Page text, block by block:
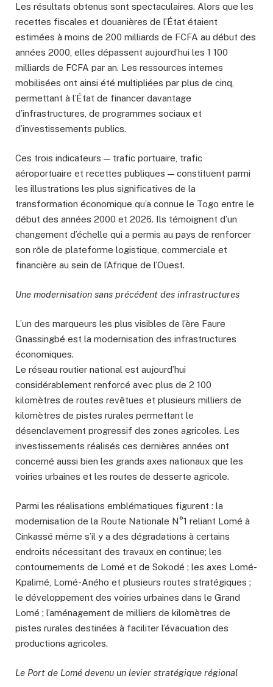
Les résultats obtenus sont spectaculaires. Alors que les
recettes fiscales et douanières de l’État étaient
estimées à moins de 200 milliards de FCFA au début des
années 2000, elles dépassent aujourd’hui les 1 100
milliards de FCFA par an. Les ressources internes
mobilisées ont ainsi été multipliées par plus de cinq,
permettant à l’État de financer davantage
d’infrastructures, de programmes sociaux et
d’investissements publics.
Ces trois indicateurs — trafic portuaire, trafic
aéroportuaire et recettes publiques — constituent parmi
les illustrations les plus significatives de la
transformation économique qu’a connue le Togo entre le
début des années 2000 et 2026. Ils témoignent d’un
changement d’échelle qui a permis au pays de renforcer
son rôle de plateforme logistique, commerciale et
financière au sein de l’Afrique de l’Ouest.
Une modernisation sans précédent des infrastructures
L’un des marqueurs les plus visibles de l’ère Faure
Gnassingbé est la modernisation des infrastructures
économiques.
Le réseau routier national est aujourd’hui
considérablement renforcé avec plus de 2 100
kilomètres de routes revêtues et plusieurs milliers de
kilomètres de pistes rurales permettant le
désenclavement progressif des zones agricoles. Les
investissements réalisés ces dernières années ont
concerné aussi bien les grands axes nationaux que les
voiries urbaines et les routes de desserte agricole.
Parmi les réalisations emblématiques figurent : la
modernisation de la Route Nationale N°1 reliant Lomé à
Cinkassé même s’il y a des dégradations à certains
endroits nécessitant des travaux en continue; les
contournements de Lomé et de Sokodé ; les axes Lomé-
Kpalimé, Lomé-Aného et plusieurs routes stratégiques ;
le développement des voiries urbaines dans le Grand
Lomé ; l’aménagement de milliers de kilomètres de
pistes rurales destinées à faciliter l’évacuation des
productions agricoles.
Le Port de Lomé devenu un levier stratégique régional